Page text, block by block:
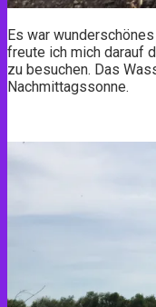
Es war
freute ich mich darauf
zu besuchen. Das
Nachmittagssonne.